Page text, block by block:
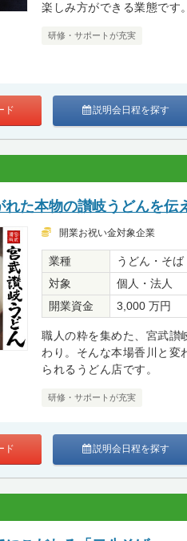
楽しみ方ができる業態です。
研修・サポートが充実
ド 説明会日程を探す
た本物の讃岐うどんを伝
開業お祝い金対象企業
業種
うどん・そば
対象
個人・法人
開業資金
3,000 万円
職人の粋を集めた、宮武讃
わり。そんな本場香川と変
られるうどん店です。
研修・サポートが充実
ド 説明会日程を探す